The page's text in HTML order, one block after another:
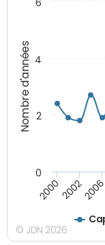
Nombre d'années
200020022006
0
2
4
6
© JDN 2026